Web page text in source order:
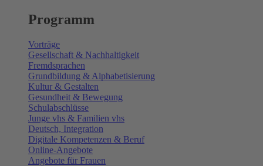
Programm
Vorträge
Gesellschaft & Nachhaltigkeit
Fremdsprachen
Grundbildung & Alphabetisierung
Kultur & Gestalten
Gesundheit & Bewegung
Schulabschlüsse
Junge vhs & Familien vhs
Deutsch, Integration
Digitale Kompetenzen & Beruf
Online-Angebote
Angebote für Frauen